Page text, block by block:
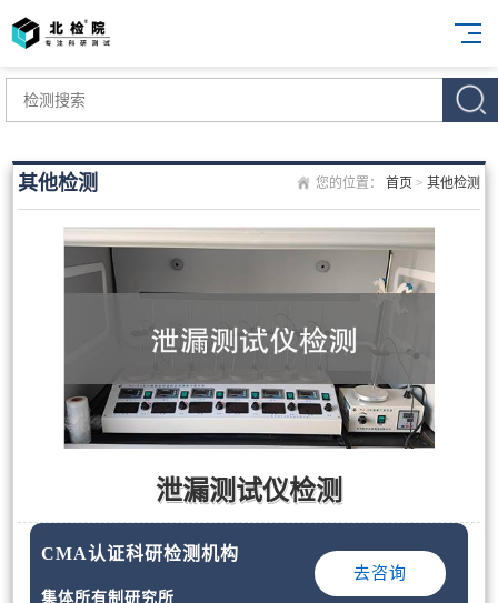
您的位置： 首页 > 其他检测
其他检测
泄漏测试仪检测
CMA认证科研检测机构
集体所有制研究所
去咨询